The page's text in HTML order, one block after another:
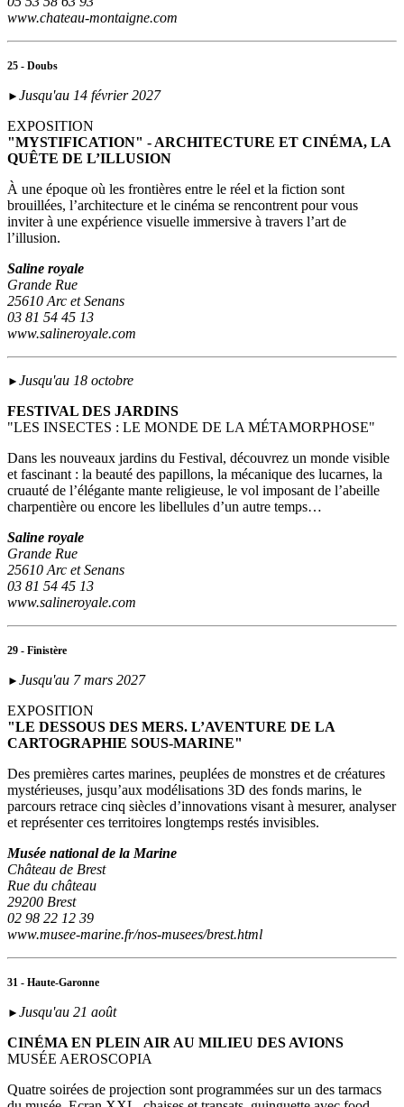
www.chateau-montaigne.com
25 - Doubs
► Jusqu'au 14 février 2027
EXPOSITION
"MYSTIFICATION" - ARCHITECTURE ET CINÉMA, LA
QUÊTE DE L’ILLUSION
À une époque où les frontières entre le réel et la fiction sont
brouillées, l’architecture et le cinéma se rencontrent pour vous
inviter à une expérience visuelle immersive à travers l’art de
l’illusion.
Saline royale
Grande Rue
25610 Arc et Senans
03 81 54 45 13
www.salineroyale.com
► Jusqu'au 18 octobre
FESTIVAL DES JARDINS
"LES INSECTES : LE MONDE DE LA MÉTAMORPHOSE"
Dans les nouveaux jardins du Festival, découvrez un monde visible
et fascinant : la beauté des papillons, la mécanique des lucarnes, la
cruauté de l’élégante mante religieuse, le vol imposant de l’abeille
charpentière ou encore les libellules d’un autre temps…
Saline royale
Grande Rue
25610 Arc et Senans
03 81 54 45 13
www.salineroyale.com
29 - Finistère
► Jusqu'au 7 mars 2027
EXPOSITION
"LE DESSOUS DES MERS. L’AVENTURE DE LA
CARTOGRAPHIE SOUS-MARINE"
Des premières cartes marines, peuplées de monstres et de créatures
mystérieuses, jusqu’aux modélisations 3D des fonds marins, le
parcours retrace cinq siècles d’innovations visant à mesurer, analyser
et représenter ces territoires longtemps restés invisibles.
Musée national de la Marine
Château de Brest
Rue du château
29200 Brest
02 98 22 12 39
www.musee-marine.fr/nos-musees/brest.html
31 - Haute-Garonne
► Jusqu'au 21 août
CINÉMA EN PLEIN AIR AU MILIEU DES AVIONS
MUSÉE AEROSCOPIA
Quatre soirées de projection sont programmées sur un des tarmacs